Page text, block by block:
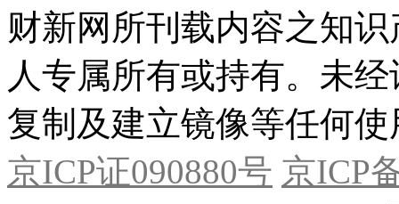
财新网所刊载内容之知
人专属所有或持有。未
复制及建立镜像等任何使
京ICP证090880号 京ICP